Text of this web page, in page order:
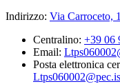
Indirizzo: Via Carroceto,
Centralino: +39 06
Email:
Posta elettronica